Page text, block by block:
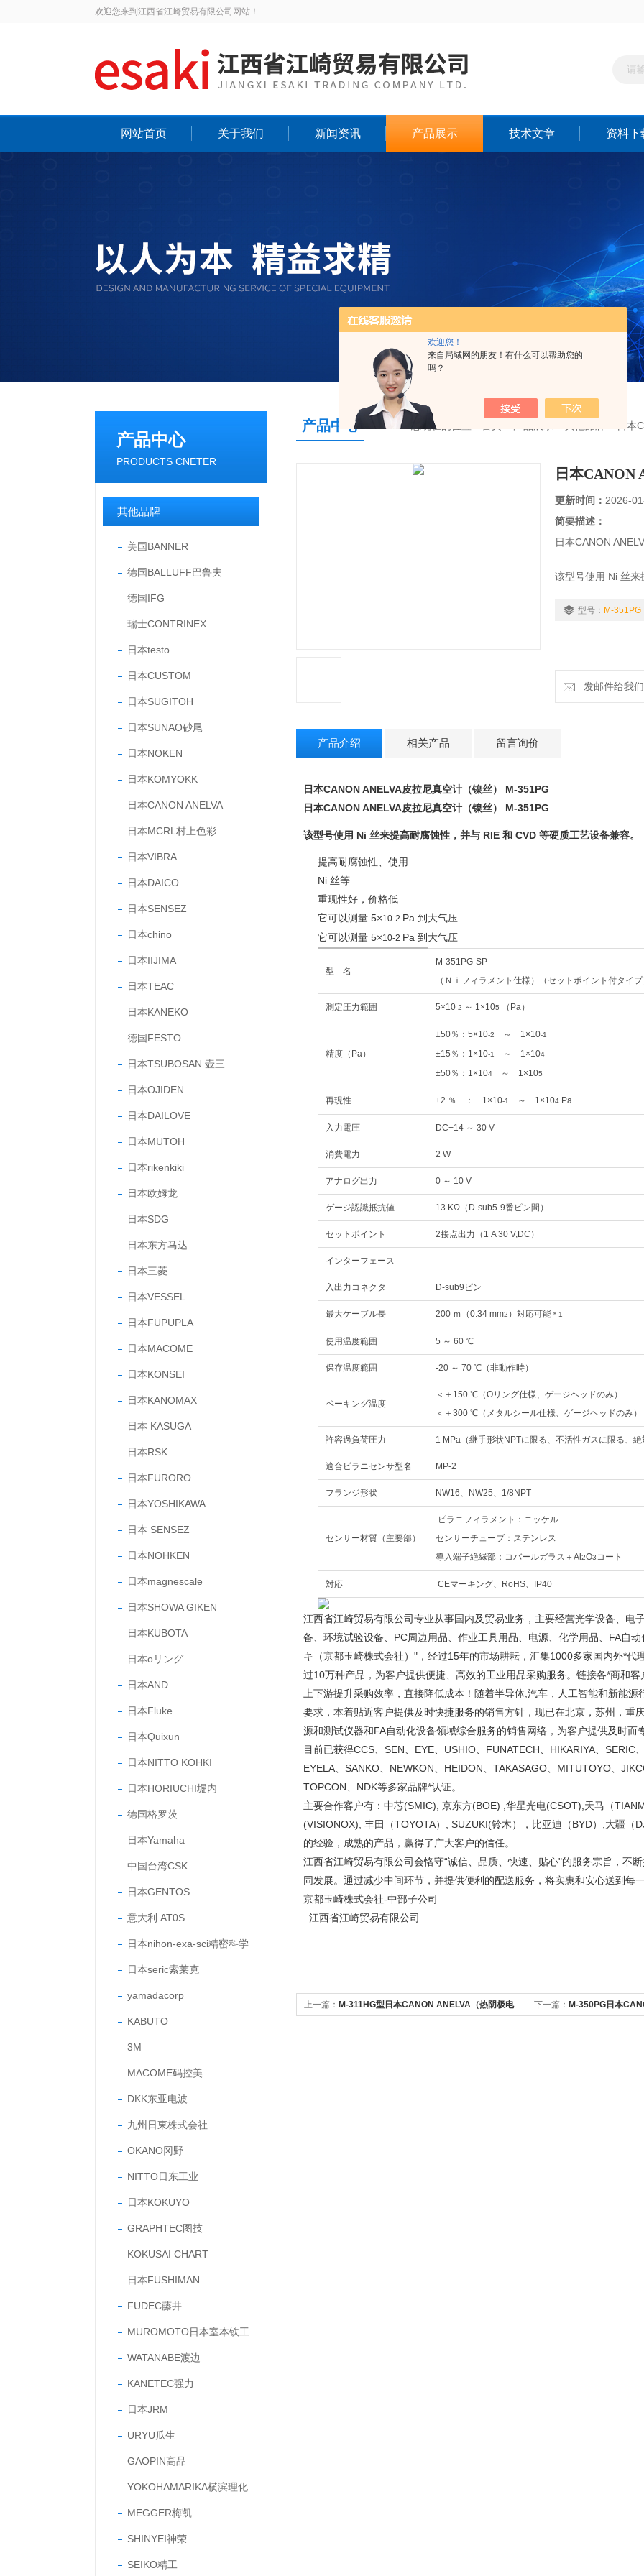
欢迎您！
来自局域网的朋友！有什么可以帮助您的
吗？
欢迎您来到江西省江崎贸易有限公司网站！
网站首页 关于我们 新闻资讯 产品展示 技术文章 资料下
产品中心
PRODUCTS CNETER
其他品牌
美国BANNER
德国BALLUFF巴鲁夫
德国IFG
瑞士CONTRINEX
日本testo
日本CUSTOM
日本SUGITOH
日本SUNAO砂尾
日本NOKEN
日本KOMYOKK
日本CANON ANELVA
日本MCRL村上色彩
日本VIBRA
日本DAICO
日本SENSEZ
日本chino
日本IIJIMA
日本TEAC
日本KANEKO
德国FESTO
日本TSUBOSAN 壶三
日本OJIDEN
日本DAILOVE
日本MUTOH
日本rikenkiki
日本欧姆龙
日本SDG
日本东方马达
日本三菱
日本VESSEL
日本FUPUPLA
日本MACOME
日本KONSEI
日本KANOMAX
日本 KASUGA
日本RSK
日本FURORO
日本YOSHIKAWA
日本 SENSEZ
日本NOHKEN
日本magnescale
日本SHOWA GIKEN
日本KUBOTA
日本oリング
日本AND
日本Fluke
日本Quixun
日本NITTO KOHKI
日本HORIUCHI堀内
德国格罗茨
日本Yamaha
中国台湾CSK
日本GENTOS
意大利 AT0S
日本nihon-exa-sci精密科学
日本seric索莱克
yamadacorp
KABUTO
3M
MACOME码控美
DKK东亚电波
九州日東株式会社
OKANO冈野
NITTO日东工业
日本KOKUYO
GRAPHTEC图技
KOKUSAI CHART
日本FUSHIMAN
FUDEC藤井
MUROMOTO日本室本铁工
WATANABE渡边
KANETEC强力
日本JRM
URYU瓜生
GAOPIN高品
YOKOHAMARIKA横滨理化
MEGGER梅凯
SHINYEI神荣
SEIKO精工
产品中心 您现在的位置： 日本
日本CANON
更新时间： 2026-
简要描述：
日本CANON
该型号使用 Ni 丝
重现性好，价格低
型号： M-351PG
发邮件给我
产品介绍 相关产品 留言询价
日本CANON ANELVA皮拉尼真空计（镍丝）
M-351PG
日本CANON ANELVA皮拉尼真空计（镍丝）
M-351PG
该型号使用 Ni 丝来提高耐腐蚀性，并与 RIE 和 CVD 等硬质工艺设备兼容。
提高耐腐蚀性、使用
Ni 丝等
重现性好，价格低
它可以测量 5×10-2 Pa 到大气压
它可以测量 5×10-2 Pa 到大气压
型 名
M-351PG-SP
（Ｎｉフィラメント仕様）（セットポイント付タイ
測定圧力範囲 5×10-2 ～ 1×105 （Pa）
精度（Pa）
±50％：5×10-2 ～ 1×10-1
±15％：1×10-1 ～ 1×104
±50％：1×104 ～ 1×105
再現性 ±2 ％ ： 1×10-1 ～ 1×104 Pa
入力電圧 DC+14 ～ 30 V
消費電力 2 W
アナログ出力 0 ～ 10 V
ゲージ認識抵抗値 13 KΩ（D-sub5-9番ピン間）
セットポイント 2接点出力（1 A 30 V,DC）
インターフェース －
入出力コネクタ D‐sub9ピン
最大ケーブル長 200 ｍ（0.34 mm2 ）対応可能 ＊1
使用温度範囲 5 ～ 60 ℃
保存温度範囲 -20 ～ 70 ℃（非動作時）
ベーキング温度
＜＋150 ℃（Oリング仕様、ゲージヘッドのみ）
＜＋300 ℃（メタルシール仕様、ゲージヘッドのみ）
許容過負荷圧力 1 MPa（継手形状NPTに限る、不活性ガスに限る、絶
適合ピラニセンサ型名 MP-2
フランジ形状 NW16、NW25、1/8NPT
センサー材質（主要部）
ピラニフィラメント：ニッケル
センサーチューブ：ステンレス
導入端子絶縁部：コバールガラス＋Al 2O3コート
対応 CEマーキング、RoHS、IP40
江西省江崎贸易有限公司专业从事国内及贸易业务，主要经营光学设备、电
备、环境试验设备、PC周边用品、作业工具用品、电源、化学用品、FA自
キ（京都玉崎株式会社）"，经过15年的市场耕耘，汇集1000多家国内外*
过10万种产品，为客户提供便捷、高效的工业用品采购服务。链接各*商和
上下游提升采购效率，直接降低成本！随着半导体,汽车，人工智能和新能
要求，本着贴近客户提供及时快捷服务的销售方针，现已在北京，苏州，重
源和测试仪器和FA自动化设备领域综合服务的销售网络，为客户提供及时而
目前已获得CCS、SEN、EYE、USHIO、FUNATECH、HIKARIYA、SERIC
EYELA、SANKO、NEWKON、HEIDON、TAKASAGO、MITUTOYO、
TOPCON、NDK等多家品牌*认证。
主要合作客户有：中芯(SMIC), 京东方(BOE) ,华星光电(CSOT),天马（
(VISIONOX), 丰田（TOYOTA）, SUZUKI(铃木），比亚迪（BYD）,大疆（
的经验，成熟的产品，赢得了广大客户的信任。
江西省江崎贸易有限公司会恪守“诚信、品质、快速、贴心"的服务宗旨，不
同发展。通过减少中间环节，并提供便利的配送服务，将实惠和安心送到每
京都玉崎株式会社-中部子公司
江西省江崎贸易有限公司
上一篇： M-311HG型日本CANON ANELVA（热阴极电 下一篇： M-350PG日本